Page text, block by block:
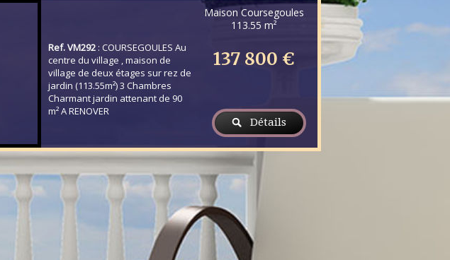
Ref. VM292 : COURSEGOULES Au
centre du village , maison de
village de deux étages sur rez de
jardin (113.55m²) 3 Chambres
Charmant jardin attenant de 90
m² A RENOVER
Maison Coursegoules
113.55 m²
137 800 €
Détails